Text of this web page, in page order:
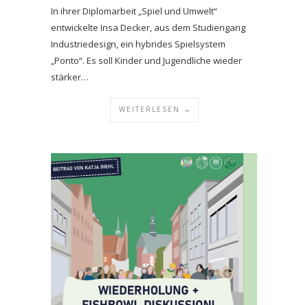
In ihrer Diplomarbeit „Spiel und Umwelt“
entwickelte Insa Decker, aus dem Studiengang
Industriedesign, ein hybrides Spielsystem
„Ponto“. Es soll Kinder und Jugendliche wieder
stärker…
WEITERLESEN →